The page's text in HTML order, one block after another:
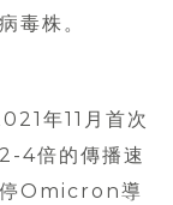
毒株。
年11月首次
4倍的傳播速
停Omicron導